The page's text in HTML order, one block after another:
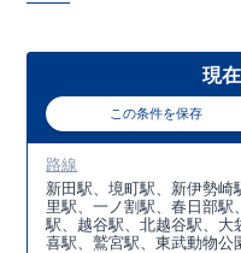
現
この条件を保存
路線
新田駅、境町駅、新伊勢
里駅、一ノ割駅、春日部
駅、越谷駅、北越谷駅、大
喜駅、鷲宮駅、東武動物公